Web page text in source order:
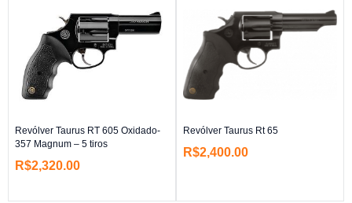
Revólver Taurus RT 605 Oxidado-
357 Magnum – 5 tiros
R$2,320.00
Revólver Taurus Rt 65
R$2,400.00